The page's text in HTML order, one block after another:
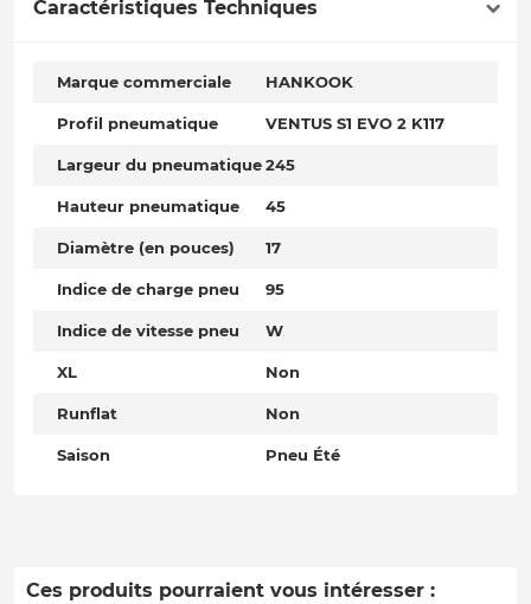
Caractéristiques Techniques
Marque commerciale HANKOOK
Profil pneumatique VENTUS S1 EVO 2 K117
Largeur du pneumatique245
Hauteur pneumatique 45
Diamètre (en pouces) 17
Indice de charge pneu 95
Indice de vitesse pneu W
XL Non
Runflat Non
Saison Pneu Été
Ces produits pourraient vous intéresser :